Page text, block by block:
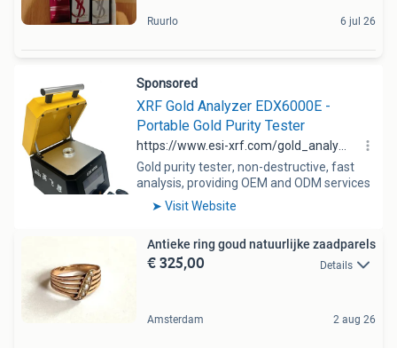
Ruurlo 6 jul 26
Antieke ring goud natuurlijke zaadparels
€ 325,00 Details
Amsterdam 2 aug 26